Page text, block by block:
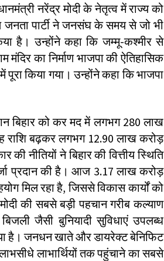
नरेंद्र मोदी के नेतृत्व में राज्य को
जनता पार्टी ने जनसंघ के समय से जो भी
है। उन्होंने कहा कि जम्मू-कश्मीर से
का निर्माण भाजपा की ऐतिहासिक
पूरा किया गया। उन्होंने कहा कि भाजपा
बिहार को कर मद में लगभग 280 लाख
राशि बढ़कर लगभग 12.90 लाख करोड़
नीतियों ने बिहार की वित्तीय स्थिति
प्रदान की है। आज 3.17 लाख करोड़
मिल रहा है, जिससे विकास कार्यों को
की सबसे बड़ी पहचान गरीब कल्याण
जैसी बुनियादी सुविधाएं उपलब्ध
है। जनधन खाते और डायरेक्ट बेनिफिट
लाभार्थियों तक पहुंचाने का सबसे